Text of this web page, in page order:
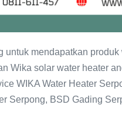
untuk mendapatkan
Wika solar water heater
WIKA Water Heater
Serpong, BSD Gading